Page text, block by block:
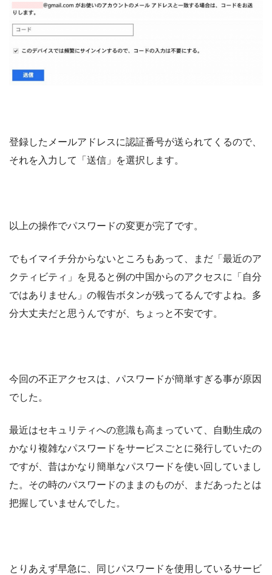
登録したメールアドレスに認証番号が送られてくるので、
それを入力して「送信」を選択します。
以上の操作でパスワードの変更が完了です。
でもイマイチ分からないところもあって、まだ「最近のア
クティビティ」を見ると例の中国からのアクセスに「自分
ではありません」の報告ボタンが残ってるんですよね。多
分大丈夫だと思うんですが、ちょっと不安です。
今回の不正アクセスは、パスワードが簡単すぎる事が原因
でした。
最近はセキュリティへの意識も高まっていて、自動生成の
かなり複雑なパスワードをサービスごとに発行していたの
ですが、昔はかなり簡単なパスワードを使い回していまし
た。その時のパスワードのままのものが、まだあったとは
把握していませんでした。
とりあえず早急に、同じパスワードを使用しているサービ